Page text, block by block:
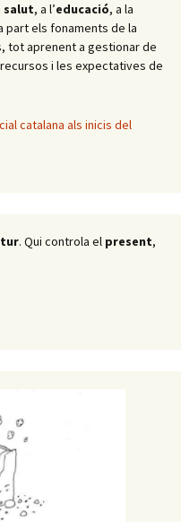
salut, a l’educació, a la
part els fonaments de la
tot aprenent a gestionar de
i les expectatives de
catalana als inicis del
. Qui controla el present,